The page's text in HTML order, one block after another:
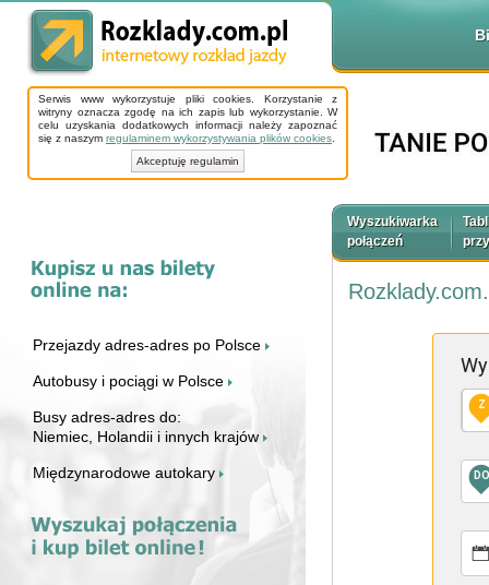
Serwis www wykorzystuje pliki cookies. Korzystanie z
witryny oznacza zgodę na ich zapis lub wykorzystanie. W
celu uzyskania dodatkowych informacji należy zapoznać
się z naszym regulaminem wykorzystywania plików cookies
Akceptuję regulamin
Przejazdy adres-adres po Polsce
Autobusy i pociągi w Polsce
Busy adres-adres do:
Niemiec, Holandii i innych krajów
Międzynarodowe autokary
Wyszukiwarka
połączeń
Z
DO